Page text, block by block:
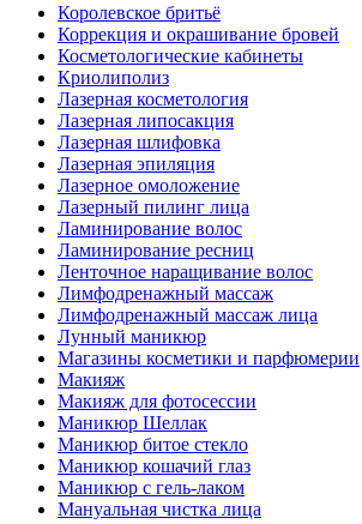
Королевское бритьё
Коррекция и окрашивание бровей
Косметологические кабинеты
Криолиполиз
Лазерная косметология
Лазерная липосакция
Лазерная шлифовка
Лазерная эпиляция
Лазерное омоложение
Лазерный пилинг лица
Ламинирование волос
Ламинирование ресниц
Ленточное наращивание волос
Лимфодренажный массаж
Лимфодренажный массаж лица
Лунный маникюр
Магазины косметики и парфюмерии
Макияж
Макияж для фотосессии
Маникюр Шеллак
Маникюр битое стекло
Маникюр кошачий глаз
Маникюр с гель-лаком
Мануальная чистка лица